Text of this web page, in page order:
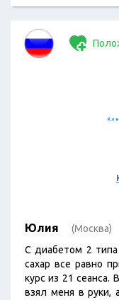
Юлия (Москва)
С диабетом 2 типа
сахар все равно
курс из 21 сеанса.
взял меня в руки,